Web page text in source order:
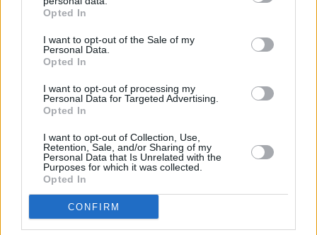
Opted In
I want to opt-out of the Sale of my
Personal Data.
Opted In
I want to opt-out of processing my
Personal Data for Targeted Advertising.
Opted In
I want to opt-out of Collection, Use,
Retention, Sale, and/or Sharing of my
Personal Data that Is Unrelated with the
Purposes for which it was collected.
Opted In
CONFIRM